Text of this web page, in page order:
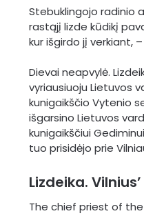
Stebuklingojo radinio
rastąjį lizde kūdikį
kur išgirdo jį verkiant, –
Dievai neapvylė.
vyriausiuoju Lietuvos
kunigaikščio Vytenio
išgarsino Lietuvos
kunigaikščiui
tuo prisidėjo prie
Lizdeika.
The chief priest of